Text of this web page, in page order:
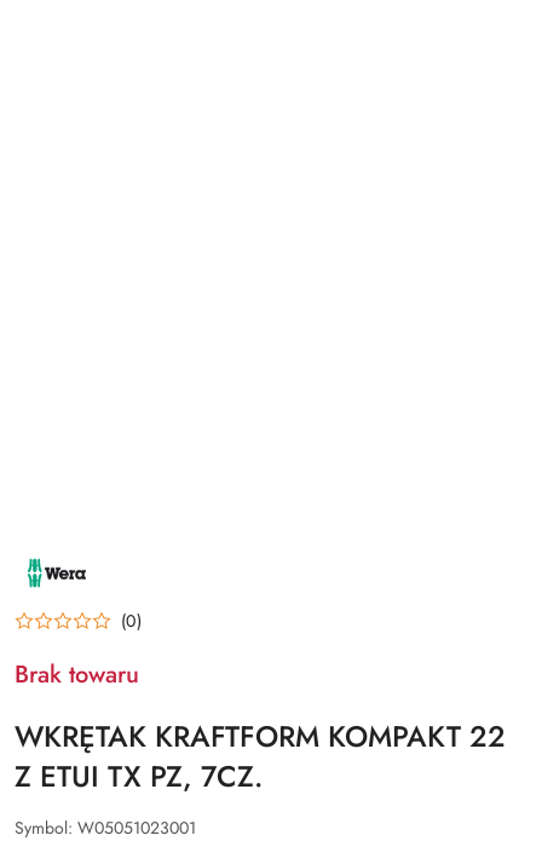
NAZWA
PRODUCENTA:
WERA
(0)
Brak towaru
WKRĘTAK KRAFTFORM KOMPAKT 22
Z ETUI TX PZ, 7CZ.
Symbol: W05051023001